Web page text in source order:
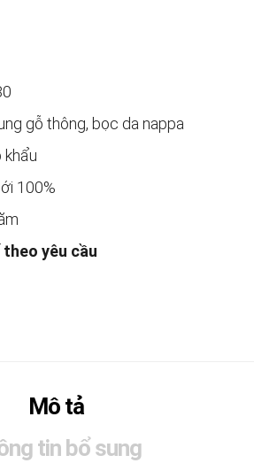
gỗ thông, bọc da nappa
khẩu
100%
yêu cầu
Mô tả
tin bổ sung